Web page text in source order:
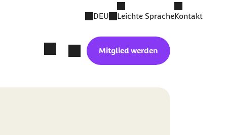
DEU Leichte SpracheKontakt
Mitglied werden